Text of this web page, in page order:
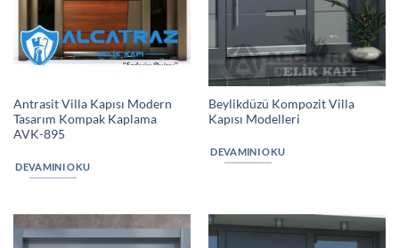
Antrasit Villa Kapısı Modern
Tasarım Kompak Kaplama
AVK-895
DEVAMINI OKU
Beylikdüzü Kompozit Villa
Kapısı Modelleri
DEVAMINI OKU